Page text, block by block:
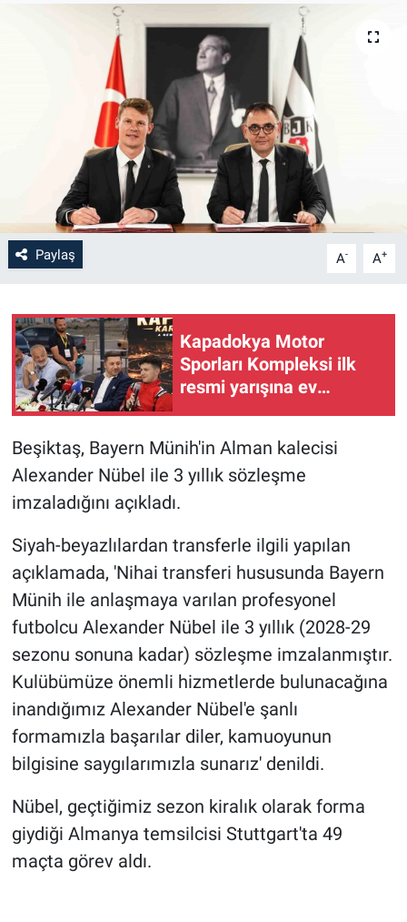
Paylaş A- A+
Kapadokya Motor
Sporları Kompleksi ilk
resmi yarışına ev
Beşiktaş, Bayern Münih'in Alman kalecisi
Alexander Nübel ile 3 yıllık sözleşme
imzaladığını açıkladı.
Siyah-beyazlılardan transferle ilgili yapılan
açıklamada, 'Nihai transferi hususunda Bayern
Münih ile anlaşmaya varılan profesyonel
futbolcu Alexander Nübel ile 3 yıllık (2028-29
sezonu sonuna kadar) sözleşme imzalanmıştır.
Kulübümüze önemli hizmetlerde bulunacağına
inandığımız Alexander Nübel'e şanlı
formamızla başarılar diler, kamuoyunun
bilgisine saygılarımızla sunarız' denildi.
Nübel, geçtiğimiz sezon kiralık olarak forma
giydiği Almanya temsilcisi Stuttgart'ta 49
maçta görev aldı.